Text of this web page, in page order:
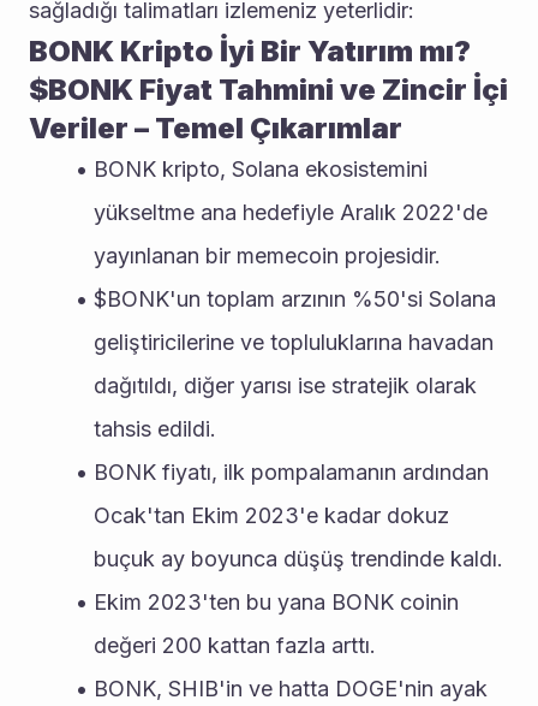
sağladığı talimatları izlemeniz yeterlidir:
BONK Kripto İyi Bir Yatırım mı?
$BONK Fiyat Tahmini ve Zincir İçi
Veriler – Temel Çıkarımlar
BONK kripto, Solana ekosistemini
yükseltme ana hedefiyle Aralık 2022'de
yayınlanan bir memecoin projesidir.
$BONK'un toplam arzının %50'si Solana
geliştiricilerine ve topluluklarına havadan
dağıtıldı, diğer yarısı ise stratejik olarak
tahsis edildi.
BONK fiyatı, ilk pompalamanın ardından
Ocak'tan Ekim 2023'e kadar dokuz
buçuk ay boyunca düşüş trendinde kaldı.
Ekim 2023'ten bu yana BONK coinin
değeri 200 kattan fazla arttı.
BONK, SHIB'in ve hatta DOGE'nin ayak